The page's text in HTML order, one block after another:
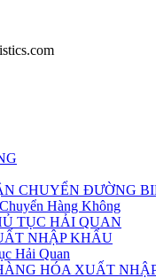
CHUYỂN ĐƯỜNG
Hàng Không
TỤC HẢI QUAN
NHẬP KHẨU
Hải Quan
HÓA XUẤT